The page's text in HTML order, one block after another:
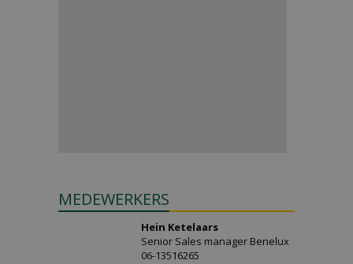
MEDEWERKERS
Hein Ketelaars
Senior Sales manager Benelux
06-13516265